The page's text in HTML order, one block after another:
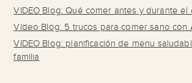
VIDEO Blog: Qué comer antes y durante el
Video Blog: 5 trucos para comer sano con
VIDEO Blog: planificación de menu
familia